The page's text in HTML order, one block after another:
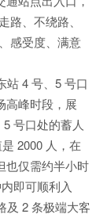
路、不绕路、
感受度、满意
站 4 号、5 号口
高峰时段，展
号口处的蓄人
2000 人，在
也仅需约半小时
即可顺利入
及 2 条极端大客